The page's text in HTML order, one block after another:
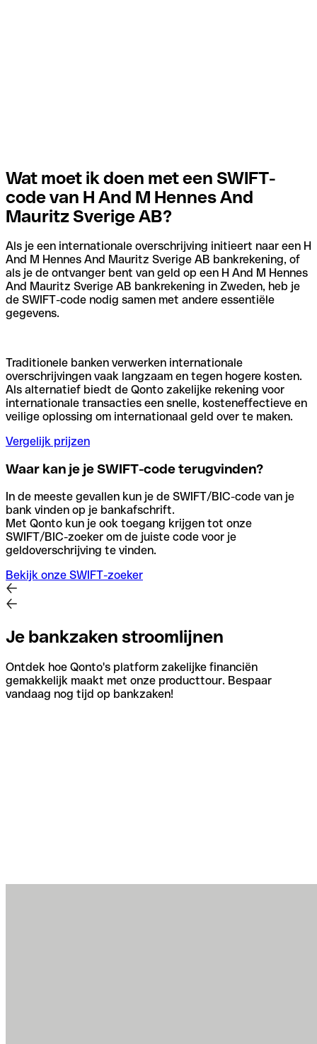
Wat moet ik doen met een SWIFT-
code van H And M Hennes And
Mauritz Sverige AB?
Als je een internationale overschrijving initieert naar een H
And M Hennes And Mauritz Sverige AB bankrekening, of
als je de ontvanger bent van geld op een H And M Hennes
And Mauritz Sverige AB bankrekening in Zweden, heb je
de SWIFT-code nodig samen met andere essentiële
gegevens.
Traditionele banken verwerken internationale
overschrijvingen vaak langzaam en tegen hogere kosten.
Als alternatief biedt de Qonto zakelijke rekening voor
internationale transacties een snelle, kosteneffectieve en
veilige oplossing om internationaal geld over te maken.
Vergelijk prijzen
Waar kan je je SWIFT-code terugvinden?
In de meeste gevallen kun je de SWIFT/BIC-code van je
bank vinden op je bankafschrift.
Met Qonto kun je ook toegang krijgen tot onze
SWIFT/BIC-zoeker om de juiste code voor je
geldoverschrijving te vinden.
Bekijk onze SWIFT-zoeker
Je bankzaken stroomlijnen
Ontdek hoe Qonto's platform zakelijke financiën
gemakkelijk maakt met onze producttour. Bespaar
vandaag nog tijd op bankzaken!